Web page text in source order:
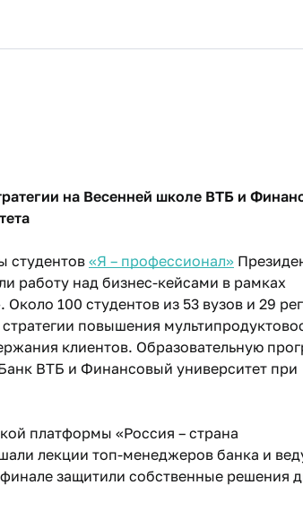
на Весенней школе ВТБ и
студентов «Я – профессионал»
работу над бизнес-кейсами в рамках
100 студентов из 53 вузов и 29
повышения
клиентов. Образовательную
ВТБ и Финансовый университет при
платформы «Россия – страна
лекции топ-менеджеров банка и
защитили собственные решения